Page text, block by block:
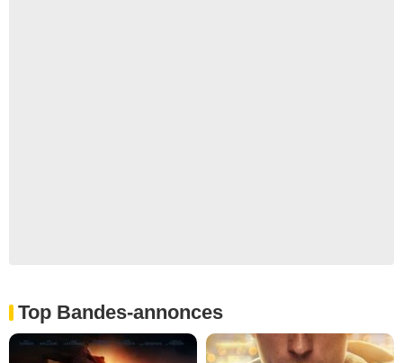
Top Bandes-annonces